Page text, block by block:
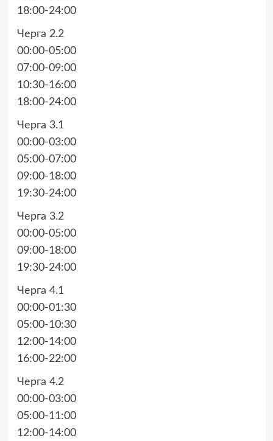
18:00-24:00
Черга 2.2
00:00-05:00
07:00-09:00
10:30-16:00
18:00-24:00
Черга 3.1
00:00-03:00
05:00-07:00
09:00-18:00
19:30-24:00
Черга 3.2
00:00-05:00
09:00-18:00
19:30-24:00
Черга 4.1
00:00-01:30
05:00-10:30
12:00-14:00
16:00-22:00
Черга 4.2
00:00-03:00
05:00-11:00
12:00-14:00